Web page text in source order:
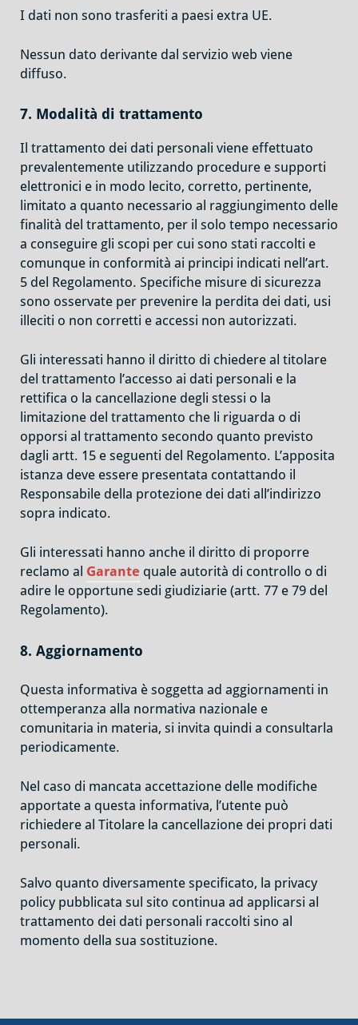
I dati non sono trasferiti a paesi extra UE.
Nessun dato derivante dal servizio web viene
diffuso.
7. Modalità di trattamento
Il trattamento dei dati personali viene effettuato
prevalentemente utilizzando procedure e supporti
elettronici e in modo lecito, corretto, pertinente,
limitato a quanto necessario al raggiungimento delle
finalità del trattamento, per il solo tempo necessario
a conseguire gli scopi per cui sono stati raccolti e
comunque in conformità ai principi indicati nell’art.
5 del Regolamento. Specifiche misure di sicurezza
sono osservate per prevenire la perdita dei dati, usi
illeciti o non corretti e accessi non autorizzati.
Gli interessati hanno il diritto di chiedere al titolare
del trattamento l’accesso ai dati personali e la
rettifica o la cancellazione degli stessi o la
limitazione del trattamento che li riguarda o di
opporsi al trattamento secondo quanto previsto
dagli artt. 15 e seguenti del Regolamento. L’apposita
istanza deve essere presentata contattando il
Responsabile della protezione dei dati all’indirizzo
sopra indicato.
Gli interessati hanno anche il diritto di proporre
reclamo al Garante quale autorità di controllo o di
adire le opportune sedi giudiziarie (artt. 77 e 79 del
Regolamento).
8. Aggiornamento
Questa informativa è soggetta ad aggiornamenti in
ottemperanza alla normativa nazionale e
comunitaria in materia, si invita quindi a consultarla
periodicamente.
Nel caso di mancata accettazione delle modifiche
apportate a questa informativa, l’utente può
richiedere al Titolare la cancellazione dei propri dati
personali.
Salvo quanto diversamente specificato, la privacy
policy pubblicata sul sito continua ad applicarsi al
trattamento dei dati personali raccolti sino al
momento della sua sostituzione.